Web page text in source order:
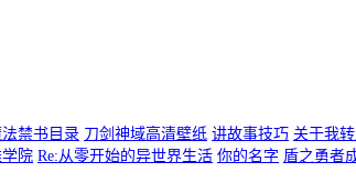
法禁书目录 刀剑神域高清壁纸 讲故事技巧 关于我
院 Re:从零开始的异世界生活 你的名字 盾之勇者